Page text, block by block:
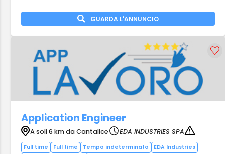
GUARDA L'ANNUNCIO
Application Engineer
A soli 6 km da Cantalice EDA INDUSTRIES SPA
Full time Full time Tempo indeterminato
EDA Industries